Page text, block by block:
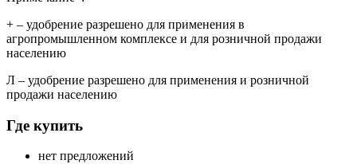
+ – удобрение разрешено для применения в
агропромышленном комплексе и для розничной продажи
населению
Л – удобрение разрешено для применения и розничной
продажи населению
Где купить
нет предложений